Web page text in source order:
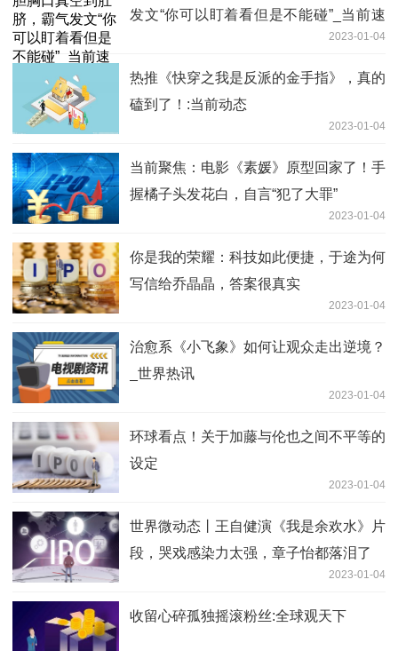
发文“你可以盯着看但是不能碰”_当前速
2023-01-04
热推《快穿之我是反派的金手指》，真的
磕到了！:当前动态
2023-01-04
当前聚焦：电影《素媛》原型回家了！手
握橘子头发花白，自言“犯了大罪”
2023-01-04
你是我的荣耀：科技如此便捷，于途为何
写信给乔晶晶，答案很真实
2023-01-04
治愈系《小飞象》如何让观众走出逆境？
_世界热讯
2023-01-04
环球看点！关于加藤与伦也之间不平等的
设定
2023-01-04
世界微动态丨王自健演《我是余欢水》片
段，哭戏感染力太强，章子怡都落泪了
2023-01-04
收留心碎孤独摇滚粉丝:全球观天下